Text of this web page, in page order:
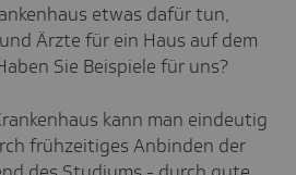
etwas dafür tun,
Ärzte für ein Haus auf dem
Sie Beispiele für uns?
kann man eindeutig
frühzeitiges Anbinden der